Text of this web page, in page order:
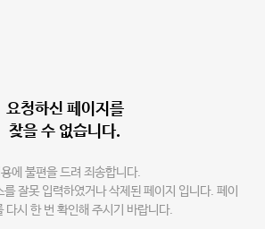
요청하신 페이지를
찾을 수 없습니다.
에 불편을 드려 죄송합니다.
잘못 입력하였거나 삭제된 페이지 입니다. 페이
다시 한 번 확인해 주시기 바랍니다.